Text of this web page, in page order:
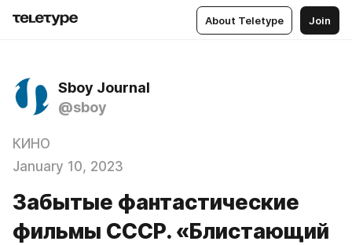
About Teletype Join
Sboy Journal
@sboy
КИНО
January 10, 2023
Забытые фантастические
фильмы СССР. «Блистающий